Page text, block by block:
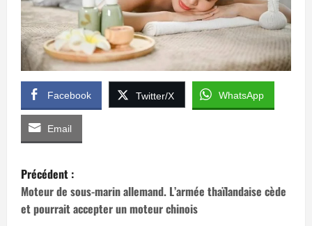
Facebook Twitter/X WhatsApp
Email
N
a
Précédent :
Moteur de sous-marin allemand. L’armée thaïlandaise cède
et pourrait accepter un moteur chinois